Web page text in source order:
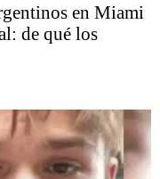
en Miami
de qué los